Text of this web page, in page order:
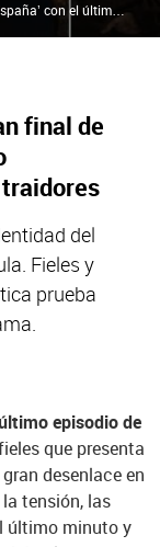
final de
del
Fieles y
prueba
Antena 3 emite mañana el gran final de ‘Traitors España’ con el último gran enfrentamiento entre fieles y traidores | Atresmedia
episodio de
que presenta
desenlace en
tensión, las
último minuto y